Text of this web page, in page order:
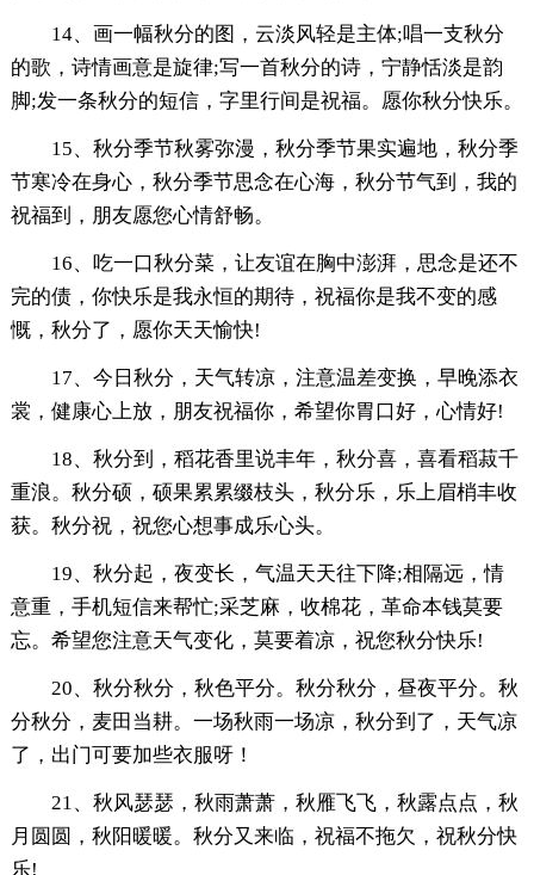
14、画一幅秋分的图，云淡风轻是主体;唱一支秋分
的歌，诗情画意是旋律;写一首秋分的诗，宁静恬淡是韵
脚;发一条秋分的短信，字里行间是祝福。愿你秋分快乐。
15、秋分季节秋雾弥漫，秋分季节果实遍地，秋分季
节寒冷在身心，秋分季节思念在心海，秋分节气到，我的
祝福到，朋友愿您心情舒畅。
16、吃一口秋分菜，让友谊在胸中澎湃，思念是还不
完的债，你快乐是我永恒的期待，祝福你是我不变的感
慨，秋分了，愿你天天愉快!
17、今日秋分，天气转凉，注意温差变换，早晚添衣
裳，健康心上放，朋友祝福你，希望你胃口好，心情好!
18、秋分到，稻花香里说丰年，秋分喜，喜看稻菽千
重浪。秋分硕，硕果累累缀枝头，秋分乐，乐上眉梢丰收
获。秋分祝，祝您心想事成乐心头。
19、秋分起，夜变长，气温天天往下降;相隔远，情
意重，手机短信来帮忙;采芝麻，收棉花，革命本钱莫要
忘。希望您注意天气变化，莫要着凉，祝您秋分快乐!
20、秋分秋分，秋色平分。秋分秋分，昼夜平分。秋
分秋分，麦田当耕。一场秋雨一场凉，秋分到了，天气凉
了，出门可要加些衣服呀！
21、秋风瑟瑟，秋雨萧萧，秋雁飞飞，秋露点点，秋
月圆圆，秋阳暖暖。秋分又来临，祝福不拖欠，祝秋分快
乐!